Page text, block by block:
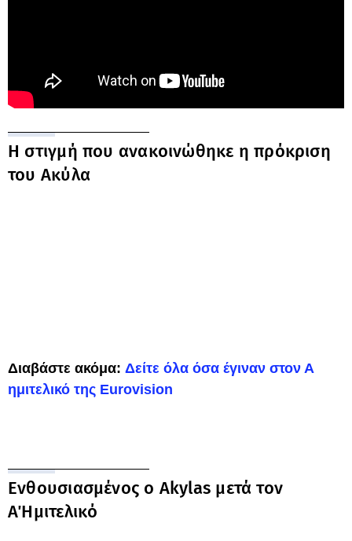
Η στιγμή που ανακοινώθηκε η πρόκριση
του Ακύλα
Διαβάστε ακόμα: Δείτε όλα όσα έγιναν στον Α
ημιτελικό της Eurovision
Ενθουσιασμένος o Akylas μετά τον
Α΄Ημιτελικό